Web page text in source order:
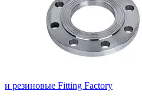
и резиновые Fitting Factory